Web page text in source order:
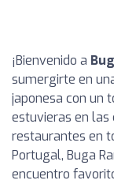
¡Bienvenido a
sumergirte en
japonesa con un
estuvieras en las
restaurantes en
Portugal, Buga
encuentro